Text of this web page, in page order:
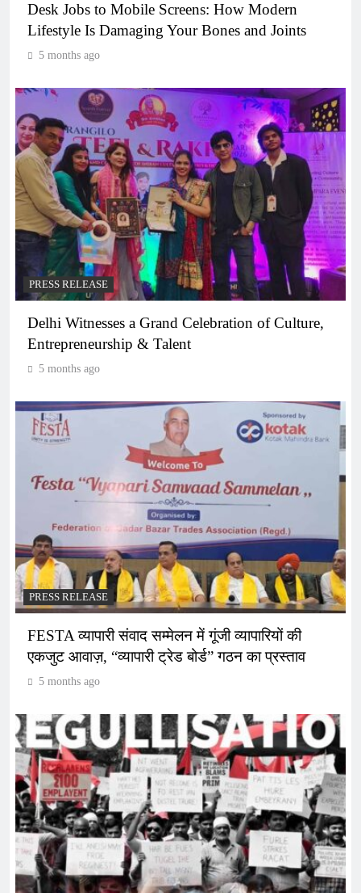
Desk Jobs to Mobile Screens: How Modern
Lifestyle Is Damaging Your Bones and Joints
5 months ago
PRESS RELEASE
Delhi Witnesses a Grand Celebration of Culture,
Entrepreneurship & Talent
5 months ago
PRESS RELEASE
FESTA व्यापारी संवाद सम्मेलन में गूंजी व्यापारियों की
एकजुट आवाज़, “व्यापारी ट्रेड बोर्ड” गठन का प्रस्ताव
5 months ago